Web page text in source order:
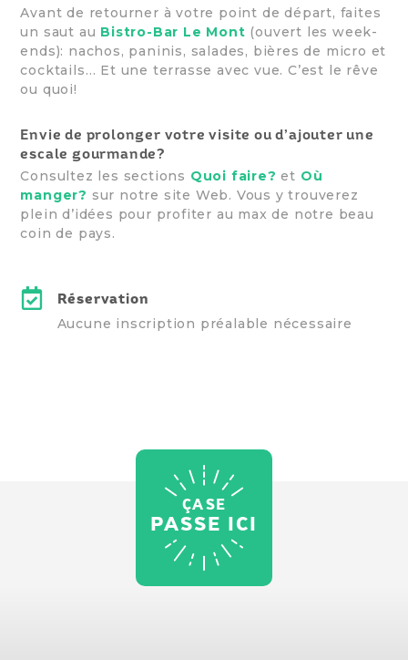
Avant de retourner à votre point de départ, faites
un saut au Bistro-Bar Le Mont (ouvert les week-
ends): nachos, paninis, salades, bières de micro et
cocktails… Et une terrasse avec vue. C’est le rêve
ou quoi!
Envie de prolonger votre visite ou d’ajouter une
escale gourmande?
Consultez les sections Quoi faire? et Où
manger? sur notre site Web. Vous y trouverez
plein d’idées pour profiter au max de notre beau
coin de pays.
Réservation
Aucune inscription préalable nécessaire
ÇA SE
PASSE ICI